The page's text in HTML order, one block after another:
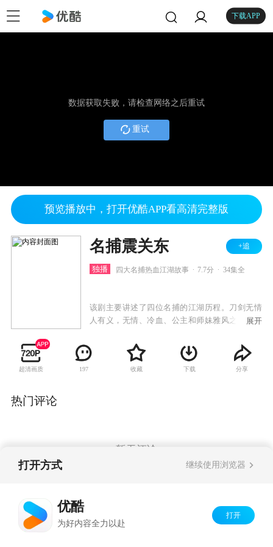
下载APP
数据获取失败，请检查网络之后重试
重试
预览播放中，打开优酷APP看高清完整版
名捕震关东 +追
独播 四大名捕热血江湖故事 7.7分 34集全
该剧主要讲述了四位名捕的江湖历程。刀剑无情
人有义，无情、冷血、公主和师妹雅风之间的情
宿，充满了波折和温情
展开
超清画质 197 收藏 下载 分享
热门评论
暂无评论
打开方式 继续使用浏览器
优酷
为好内容全力以赴
打开